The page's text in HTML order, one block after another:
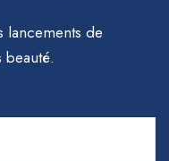
lancements de